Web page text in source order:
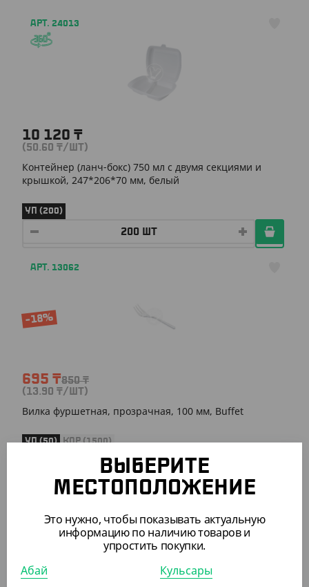
АРТ. 24013
10 120 ₸
(50.60 ₸/ШТ)
Контейнер (ланч-бокс) 750 мл с двумя секциями и
крышкой, 247*206*70 мм, белый
УП (200)
АРТ. 13062
-18%
695 ₸850₸
(13.90 ₸/ШТ)
Вилка фуршетная, прозрачная, 100 мм, Buffet
УП (50) КОР (1500)
ПОХОЖИЕ ТОВАРЫ
ВЫБЕРИТЕ
МЕСТОПОЛОЖЕНИЕ
Это нужно, чтобы показывать актуальную
информацию по наличию товаров и
упростить покупки.
Абай
Кульсары